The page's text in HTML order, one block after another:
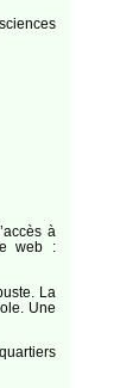
à
web :
La
Une